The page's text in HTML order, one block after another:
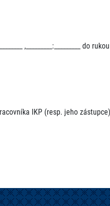
,_________:_________ do
IKP (resp. jeho